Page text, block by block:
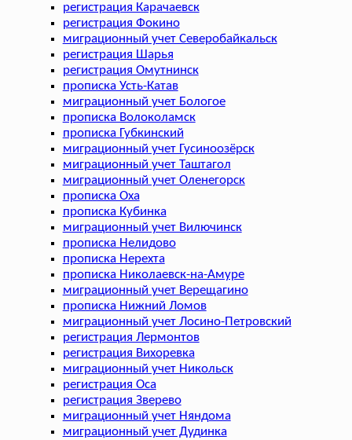
регистрация Карачаевск
регистрация Фокино
миграционный учет Северобайкальск
регистрация Шарья
регистрация Омутнинск
прописка Усть-Катав
миграционный учет Бологое
прописка Волоколамск
прописка Губкинский
миграционный учет Гусиноозёрск
миграционный учет Таштагол
миграционный учет Оленегорск
прописка Оха
прописка Кубинка
миграционный учет Вилючинск
прописка Нелидово
прописка Нерехта
прописка Николаевск-на-Амуре
миграционный учет Верещагино
прописка Нижний Ломов
миграционный учет Лосино-Петровский
регистрация Лермонтов
регистрация Вихоревка
миграционный учет Никольск
регистрация Оса
регистрация Зверево
миграционный учет Няндома
миграционный учет Дудинка